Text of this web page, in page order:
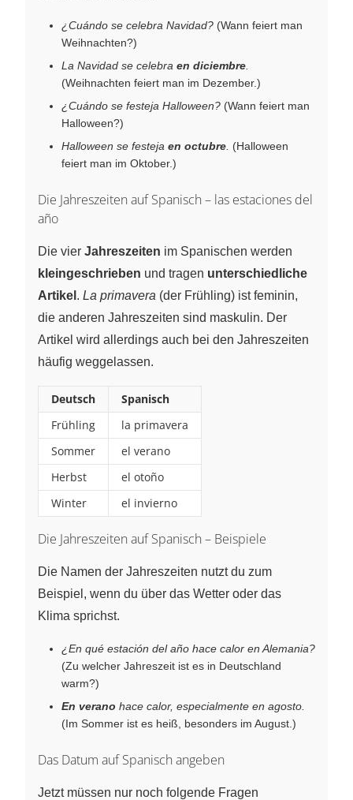
¿Cuándo se celebra Navidad? (Wann feiert man
Weihnachten?)
La Navidad se celebra en diciembre
(Weihnachten feiert man im Dezember.)
¿Cuándo se festeja Halloween? (Wann feiert man
Halloween?)
Halloween se festeja en octubre (Halloween
feiert man im Oktober.)
Die Jahreszeiten auf Spanisch – las estaciones del
año
Die vier Jahreszeiten im Spanischen werden
kleingeschrieben und tragen unterschiedliche
Artikel . La primavera (der Frühling) ist feminin,
die anderen Jahreszeiten sind maskulin. Der
Artikel wird allerdings auch bei den Jahreszeiten
häufig weggelassen.
Deutsch
Spanisch
Frühling
la primavera
Sommer
el verano
Herbst
el otoño
Winter
el invierno
Die Jahreszeiten auf Spanisch – Beispiele
Die Namen der Jahreszeiten nutzt du zum
Beispiel, wenn du über das Wetter oder das
Klima sprichst.
¿En qué estación del año hace calor en Alemania?
(Zu welcher Jahreszeit ist es in Deutschland
warm?)
En verano hace calor, especialmente en agosto.
(Im Sommer ist es heiß, besonders im August.)
Das Datum auf Spanisch angeben
Jetzt müssen nur noch folgende Fragen